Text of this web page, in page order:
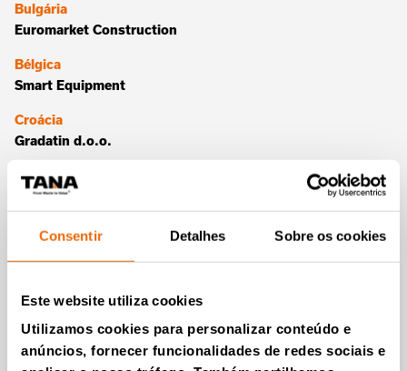
Consentir Detalhes Sobre os cookies
Este website utiliza cookies
Utilizamos cookies para personalizar conteúdo e
anúncios, fornecer funcionalidades de redes sociais e
Bulgária
Euromarket Construction
Bélgica
Smart Equipment
Croácia
Gradatin d.o.o.
Eslováquia
Redox s.r.o.
Eslovênia
Emsa Maquinaria y Proyectos S.L.
Estônia
SIA “Dantes Invest”